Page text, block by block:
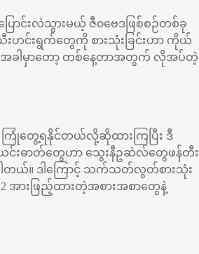
ာင်းလဲသွားမယ့် ဇီ၀ဗေဒဖြစ်စဉ်တစ်ခု
သီးဟင်းရွက်တွေကို စားသုံးခြင်းဟာ ကိုယ်
အခါမှာတော့ တစ်နေ့တာအတွက် လိုအပ်တဲ့
ြုံတွေ့ရနိုင်တယ်လို့ဆိုထားကြပြီး ဒီ
ယင်းဓာတ်တွေဟာ သွေးနီဥဆဲလ်တွေဖန်တီး
တယ်။ ဒါကြောင့် သက်သတ်လွတ်စားသုံး
အားဖြည့်ထားတဲ့အစားအစာတွေနဲ့